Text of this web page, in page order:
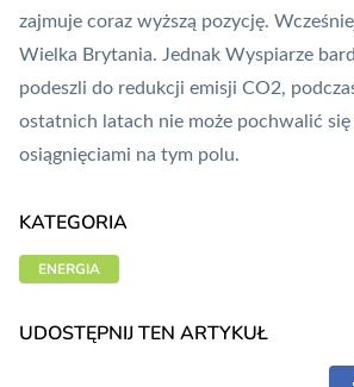
zajmuje coraz wyższą pozycję.
Wielka Brytania. Jednak Wyspiarze
podeszli do redukcji emisji CO2,
ostatnich latach nie może pochwalić
osiągnięciami na tym polu.
KATEGORIA
ENERGIA
UDOSTĘPNIJ TEN ARTYKUŁ